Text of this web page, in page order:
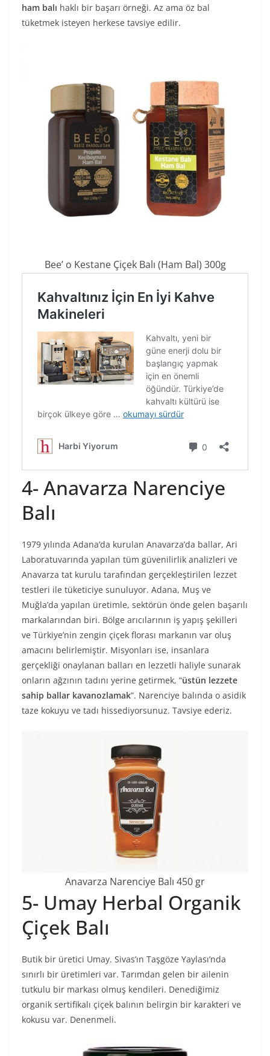
ham balı haklı bir başarı örneği. Az ama öz bal
tüketmek isteyen herkese tavsiye edilir.
Bee’ o Kestane Çiçek Balı (Ham Bal) 300g
4- Anavarza Narenciye
Balı
1979 yılında Adana’da kurulan Anavarza’da ballar, Ari
Laboratuvarında yapılan tüm güvenilirlik analizleri ve
Anavarza tat kurulu tarafından gerçekleştirilen lezzet
testleri ile tüketiciye sunuluyor. Adana, Muş ve
Muğla’da yapılan üretimle, sektörün önde gelen başarılı
markalarından biri. Bölge arıcılarının iş yapış şekilleri
ve Türkiye’nin zengin çiçek florası markanın var oluş
amacını belirlemiştir. Misyonları ise, insanlara
gerçekliği onaylanan balları en lezzetli haliyle sunarak
onların ağzının tadını yerine getirmek, “üstün lezzete
sahip ballar kavanozlamak”. Narenciye balında o asidik
taze kokuyu ve tadı hissediyorsunuz. Tavsiye ederiz.
Anavarza Narenciye Balı 450 gr
5- Umay Herbal Organik
Çiçek Balı
Butik bir üretici Umay. Sivas’ın Taşgöze Yaylası’nda
sınırlı bir üretimleri var. Tarımdan gelen bir ailenin
tutkulu bir markası olmuş kendileri. Denediğimiz
organik sertifikalı çiçek balının belirgin bir karakteri ve
kokusu var. Denenmeli.